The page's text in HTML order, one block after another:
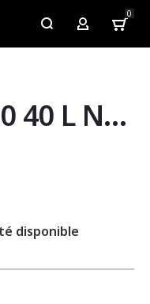
My Account
0
Maletero Maverick 3.0 40 L Negro
disponible